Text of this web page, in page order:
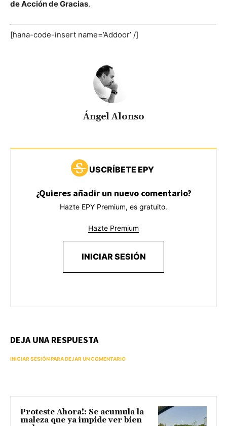
de Acción de Gracias.
[hana-code-insert name=’Addoor’ /]
Ángel Alonso
USCRÍBETE EPY
¿Quieres añadir un nuevo comentario?
Hazte EPY Premium, es gratuito.
Hazte Premium
INICIAR SESIÓN
DEJA UNA RESPUESTA
INICIAR SESIÓN PARA DEJAR UN COMENTARIO
Proteste Ahora!: Se acumula la
maleza que ya impide ver bien